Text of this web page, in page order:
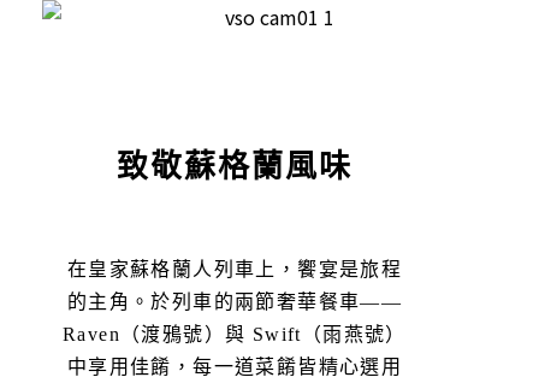
致敬蘇格蘭風味
在皇家蘇格蘭人列車上，饗宴是旅程
的主角。於列車的兩節奢華餐車——
Raven（渡鴉號）與 Swift（雨燕號）
中享用佳餚，每一道菜餚皆精心選用